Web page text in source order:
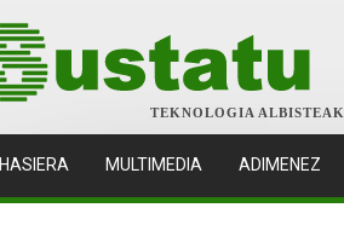
TEKNOLOGIA ALBISTEAK
HASIERA (CURRENT)
MULTIMEDIA ADIMENEZ